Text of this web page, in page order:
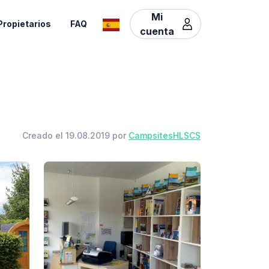
FAQ
Mi
cuenta
Creado el 19.08.2019 por CampsitesHLSCS